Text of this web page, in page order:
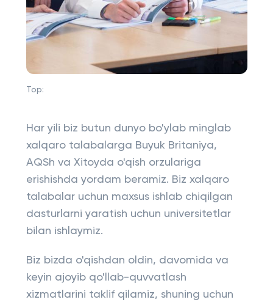
Top:
Har yili biz butun dunyo bo'ylab minglab
xalqaro talabalarga Buyuk Britaniya,
AQSh va Xitoyda o'qish orzulariga
erishishda yordam beramiz. Biz xalqaro
talabalar uchun maxsus ishlab chiqilgan
dasturlarni yaratish uchun universitetlar
bilan ishlaymiz.
Biz bizda o'qishdan oldin, davomida va
keyin ajoyib qo'llab-quvvatlash
xizmatlarini taklif qilamiz, shuning uchun